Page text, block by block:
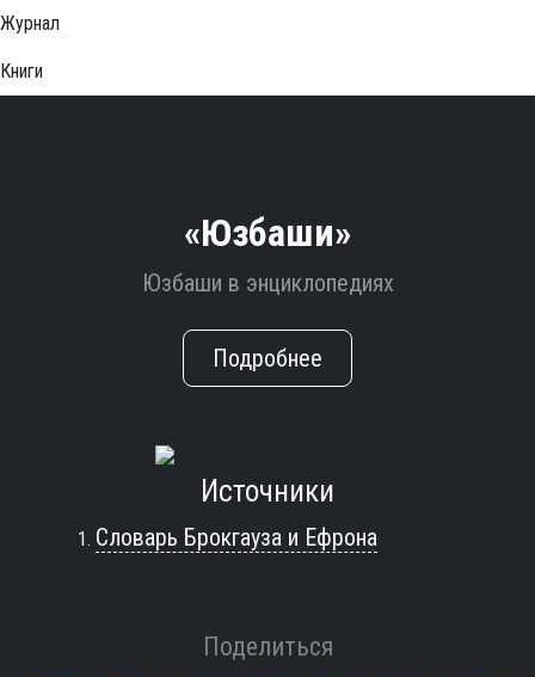
Журнал
Книги
«Юзбаши»
Юзбаши в энциклопедиях
Подробнее
Источники
Словарь Брокгауза и Ефрона
Поделиться